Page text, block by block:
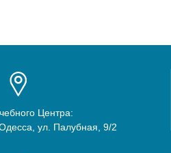
Центра:
ул. Палубная, 9/2